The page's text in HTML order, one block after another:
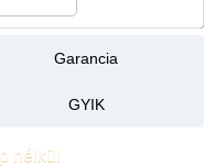
Garancia
GYIK
nélkül